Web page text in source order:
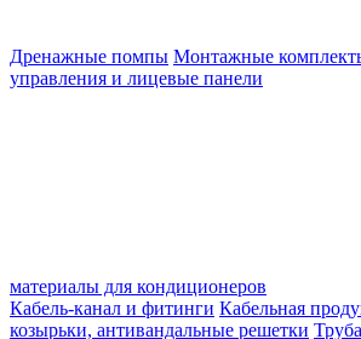
Дренажные помпы Монтажные
управления и лицевые панели
материалы для кондиционеров
Кабель-канал и фитинги Кабельная
козырьки, антивандальные решетки